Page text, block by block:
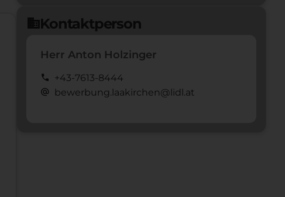
domainKontaktperson
Herr Anton Holzinger
call +43-7613-8444
alternate_email bewerbung.laakirchen@lidl.at